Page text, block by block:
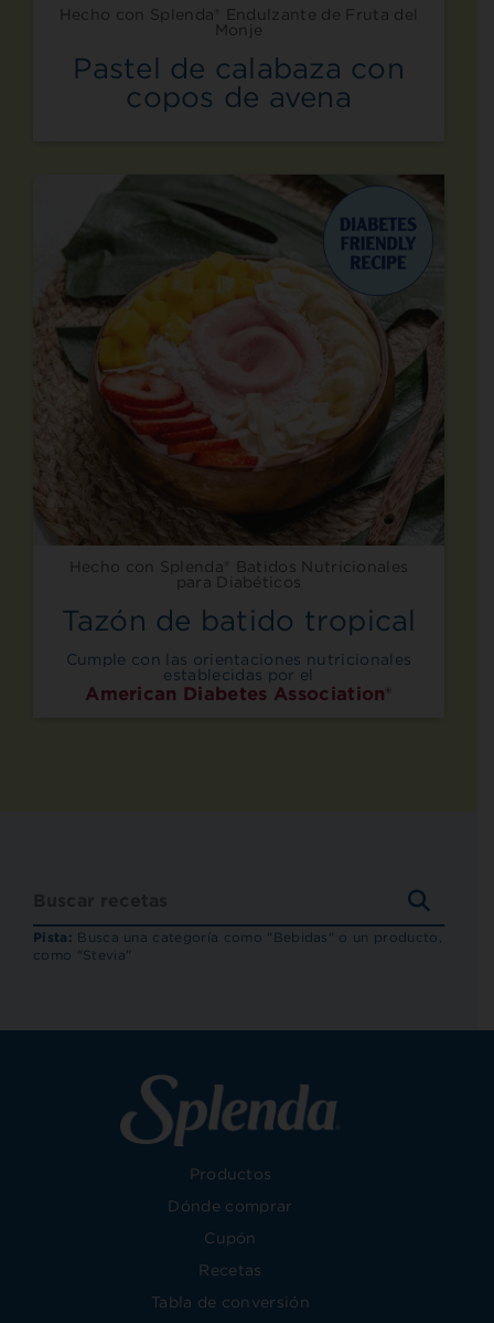
Hecho con Splenda® Endulzante de Fruta del
Monje
Pastel de calabaza con
copos de avena
Hecho con Splenda® Batidos Nutricionales
para Diabéticos
Tazón de batido tropical
Cumple con las orientaciones nutricionales
establecidas por el
American Diabetes Association®
Pista: Busca una categoría como "Bebidas" o un producto,
como "Stevia"
Productos
Dónde comprar
Cupón
Recetas
Tabla de conversión